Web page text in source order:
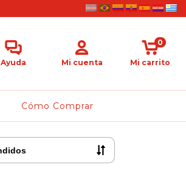
Ayuda Mi cuenta Mi carrito
0
Cómo Comprar